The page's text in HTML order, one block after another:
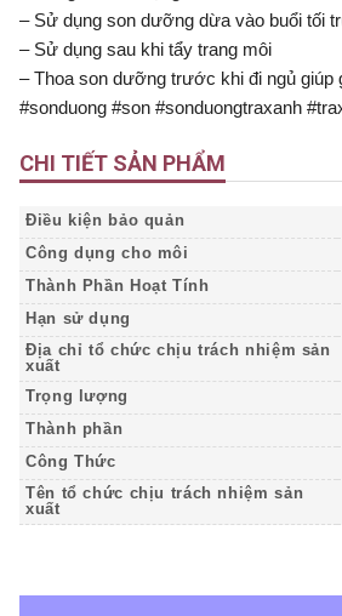
– Sử dụng son dưỡng dừa vào buổi tối
– Sử dụng sau khi tẩy trang môi
– Thoa son dưỡng trước khi đi ngủ giúp
#sonduong #son #sonduongtraxanh
CHI TIẾT SẢN PHẨM
Điều kiện bảo quản
Công dụng cho môi
Thành Phần Hoạt Tính
Hạn sử dụng
Địa chỉ tổ chức chịu trách nhiệm sản
xuất
Trọng lượng
Thành phần
Công Thức
Tên tổ chức chịu trách nhiệm sản
xuất